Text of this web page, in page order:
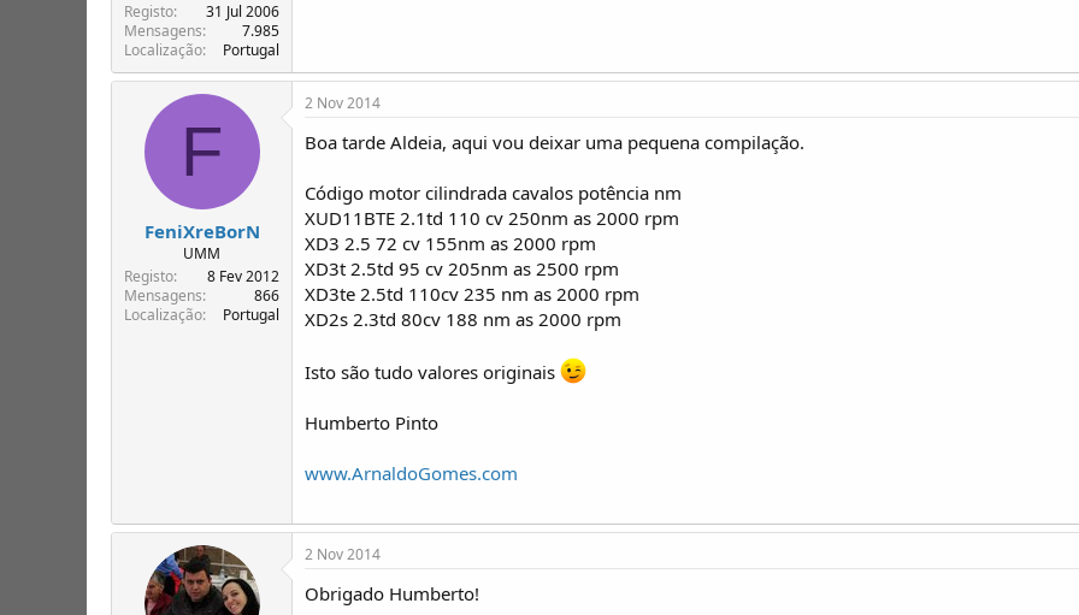
p
i
c
o
Registo
31 Jul 2006
Mensagens
7.985
Localização
Portugal
F
FeniXreBorN
UMM
Registo
8 Fev 2012
Mensagens
866
Localização
Portugal
2 Nov 2014
Boa tarde Aldeia, aqui vou deixar uma pequena compilação.
Código motor cilindrada cavalos potência nm
XUD11BTE 2.1td 110 cv 250nm as 2000 rpm
XD3 2.5 72 cv 155nm as 2000 rpm
XD3t 2.5td 95 cv 205nm as 2500 rpm
XD3te 2.5td 110cv 235 nm as 2000 rpm
XD2s 2.3td 80cv 188 nm as 2000 rpm
Isto são tudo valores originais
Humberto Pinto
www.ArnaldoGomes.com
2 Nov 2014
Obrigado Humberto!